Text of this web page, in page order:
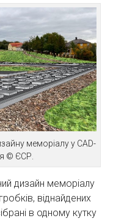
меморіалу у CAD-
© ЄСР.
дизайн меморіалу
віднайдених
в одному кутку